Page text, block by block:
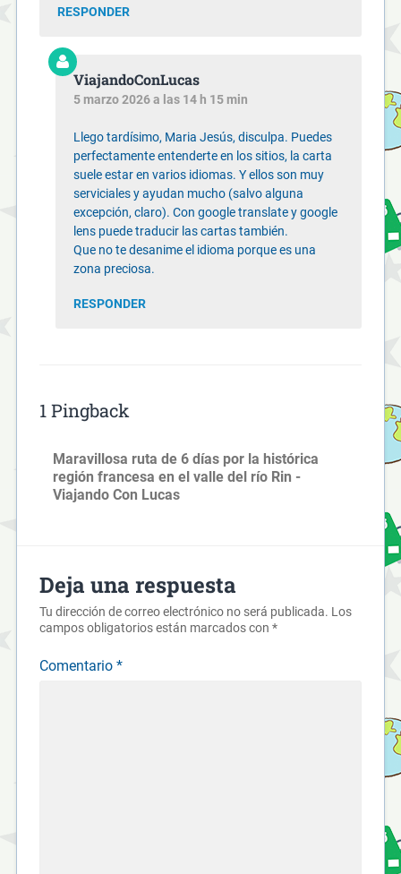
RESPONDER
ViajandoConLucas
5 marzo 2026 a las 14 h 15 min
Llego tardísimo, Maria Jesús, disculpa. Puedes
perfectamente entenderte en los sitios, la carta
suele estar en varios idiomas. Y ellos son muy
serviciales y ayudan mucho (salvo alguna
excepción, claro). Con google translate y google
lens puede traducir las cartas también.
Que no te desanime el idioma porque es una
zona preciosa.
RESPONDER
1 Pingback
Maravillosa ruta de 6 días por la histórica
región francesa en el valle del río Rin -
Viajando Con Lucas
Deja una respuesta
Tu dirección de correo electrónico no será publicada. Los
campos obligatorios están marcados con *
Comentario *